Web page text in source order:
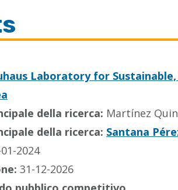
Laboratory for
della ricerca: Martínez
della ricerca: Santana
2024
31-12-2026